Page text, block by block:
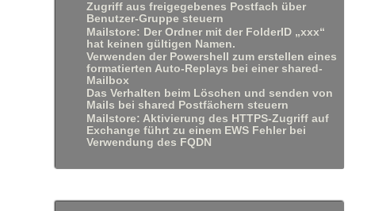
Zugriff aus freigegebenes Postfach über
Benutzer-Gruppe steuern
Mailstore: Der Ordner mit der FolderID „xxx“
hat keinen gültigen Namen.
Verwenden der Powershell zum erstellen eines
formatierten Auto-Replays bei einer shared-
Mailbox
Das Verhalten beim Löschen und senden von
Mails bei shared Postfächern steuern
Mailstore: Aktivierung des HTTPS-Zugriff auf
Exchange führt zu einem EWS Fehler bei
Verwendung des FQDN